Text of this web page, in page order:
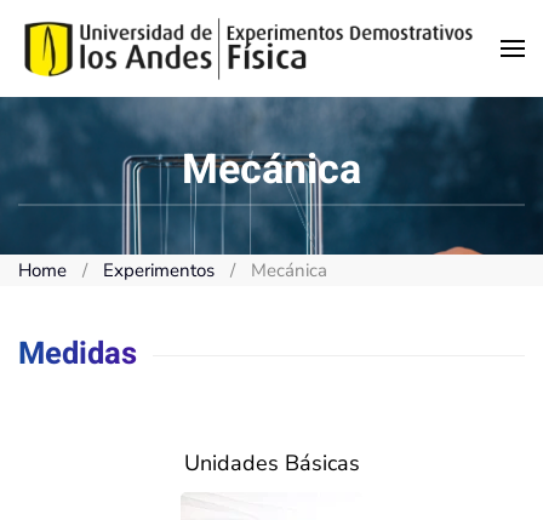
Skip to main content
Mecánica
Home Experimentos Mecánica
Medidas
Unidades Básicas